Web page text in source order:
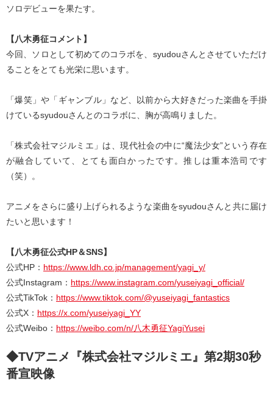
ソロデビューを果たす。
【八木勇征コメント】
今回、ソロとして初めてのコラボを、syudouさんとさせていただけ
ることをとても光栄に思います。
「爆笑」や「ギャンブル」など、以前から大好きだった楽曲を手掛
けているsyudouさんとのコラボに、胸が高鳴りました。
「株式会社マジルミエ」は、現代社会の中に“魔法少女”という存在
が融合していて、とても面白かったです。推しは重本浩司です
（笑）。
アニメをさらに盛り上げられるような楽曲をsyudouさんと共に届け
たいと思います！
【八木勇征公式HP＆SNS】
公式HP： https://www.ldh.co.jp/management/yagi_y/
公式Instagram： https://www.instagram.com/yuseiyagi_official/
公式TikTok： https://www.tiktok.com/@yuseiyagi_fantastics
公式X： https://x.com/yuseiyagi_YY
公式Weibo： https://weibo.com/n/八木勇征YagiYusei
◆TVアニメ『株式会社マジルミエ』第2期30秒
番宣映像